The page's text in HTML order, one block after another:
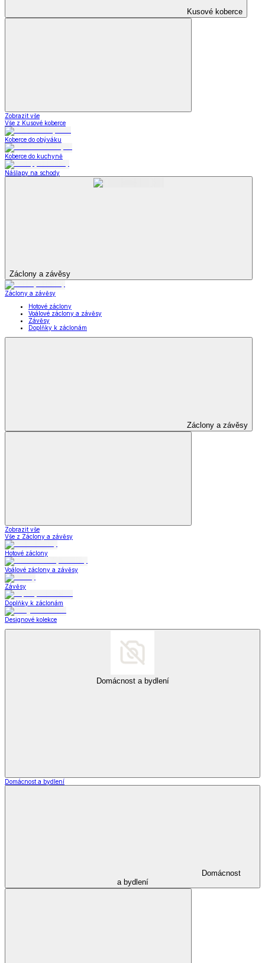
Kusové koberce
Zobrazit vše
Vše z Kusové koberce
Koberce do obýváku
Koberce do kuchyně
Nášlapy na schody
Záclony a závěsy
Záclony a závěsy
Hotové záclony
Voálové záclony a závěsy
Závěsy
Doplňky k záclonám
Záclony a závěsy
Zobrazit vše
Vše z Záclony a závěsy
Hotové záclony
Voálové záclony a závěsy
Závěsy
Doplňky k záclonám
Designové kolekce
Domácnost a bydlení
Domácnost a bydlení
Domácnost
a bydlení